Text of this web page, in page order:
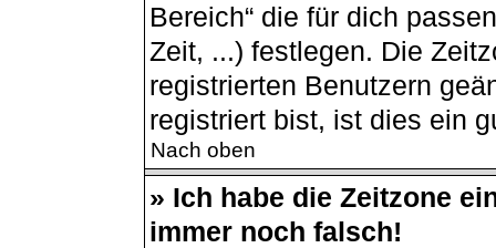
Bereich“ die für dich
Zeit, ...) festlegen. Die
registrierten Benutzern
registriert bist, ist dies ein
Nach oben
» Ich habe die Zeitzone
immer noch falsch!